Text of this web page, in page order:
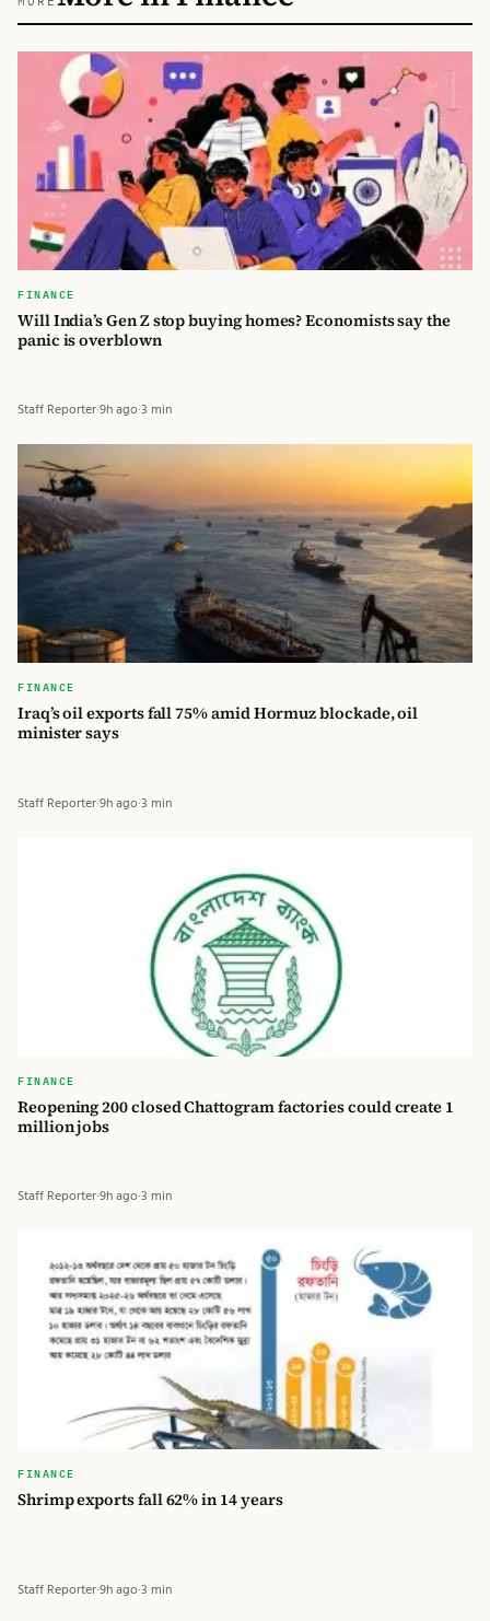
FINANCE
Will India’s Gen Z stop buying homes? Economists say the
panic is overblown
Staff Reporter·9h ago·3 min
FINANCE
Iraq’s oil exports fall 75% amid Hormuz blockade, oil
minister says
Staff Reporter·9h ago·3 min
FINANCE
Reopening 200 closed Chattogram factories could create 1
million jobs
Staff Reporter·9h ago·3 min
FINANCE
Shrimp exports fall 62% in 14 years
Staff Reporter·9h ago·3 min